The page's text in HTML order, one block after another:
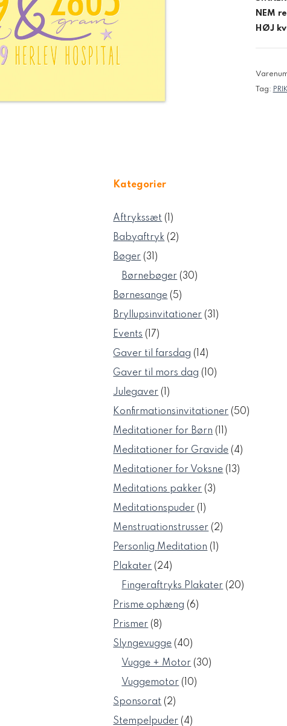
NEM
HØJ
Tag:
Kategorier
Aftrykssæt
1
vare
Babyaftryk 22
Bøger 31 31
Børnebøger 3030
Børnesange 55
varer
Bryllupsinvitationer 31 31
Events 1717
varer
Gaver til farsdag 1414
varer
Gaver til mors dag 1010
Julegaver
1
vare
Konfirmationsinvitationer 5050
Meditationer for Børn
11
varer
Meditationer for Gravide 44
Meditationer for Voksne 1313
Meditations pakker 33
Meditationspuder
1
vare
Menstruationstrusser 22
Personlig Meditation
1
Plakater 2424
varer
Fingeraftryks Plakater 2020
Prisme ophæng 66
Prismer 88
varer
Slyngevugge 4040
varer
Vugge + Motor 3030
Vuggemotor 1010
Sponsorat 22
varer
Stempelpuder 44